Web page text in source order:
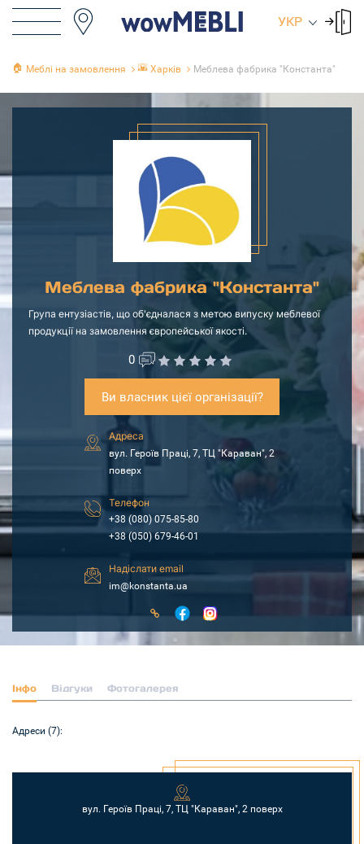
УКР
🏠 Меблі на замовлення 🌇 Харків Меблева фабрика "Константа"
Меблева фабрика "Константа"
Група ентузіастів, що об'єдналася з метою випуску меблевої
продукції на замовлення європейської якості.
0
Ви власник цієї організації?
Адреса
вул. Героїв Праці, 7, ТЦ "Караван", 2
поверх
Телефон
+38 (080) 075-85-80
+38 (050) 679-46-01
Надіслати email
im@konstanta.ua
Інфо Відгуки Фотогалерея
Адреси (7):
вул. Героїв Праці, 7, ТЦ "Караван", 2 поверх